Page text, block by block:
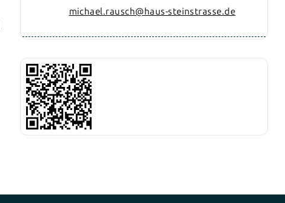
michael.rausch@haus-steinstrasse.de